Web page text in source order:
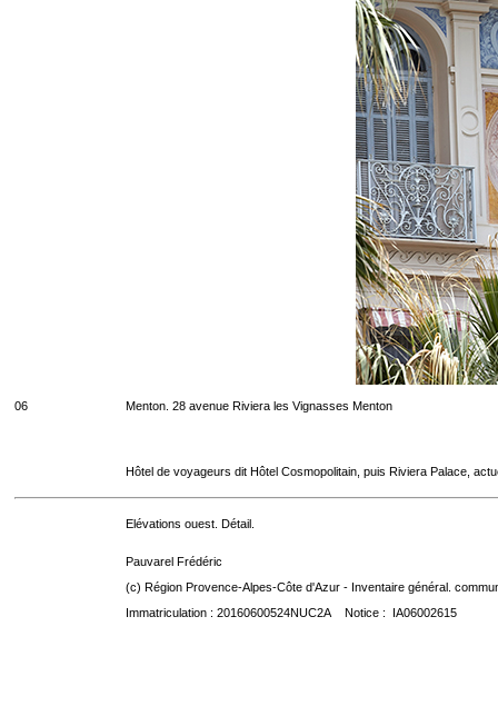
06 Menton. 28 avenue Riviera les Vignasses Menton
Hôtel de voyageurs dit Hôtel Cosmopolitain, puis Riviera Palace,
Elévations ouest. Détail.
Pauvarel Frédéric
(c) Région Provence-Alpes-Côte d'Azur - Inventaire général.
Immatriculation : 20160600524NUC2A Notice : IA06002615